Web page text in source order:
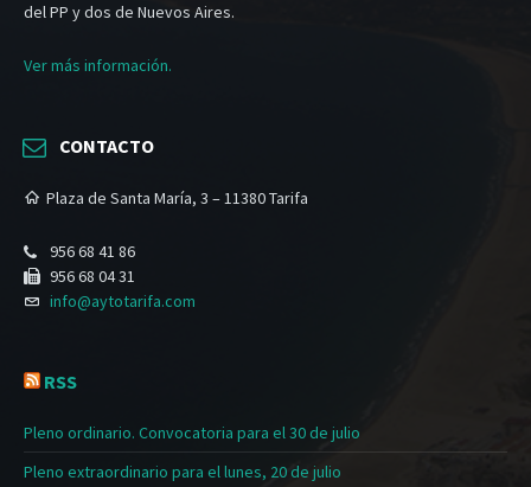
del PP y dos de Nuevos Aires.
Ver más información.
CONTACTO
Plaza de Santa María, 3 – 11380 Tarifa
956 68 41 86
956 68 04 31
info@aytotarifa.com
RSS
Pleno ordinario. Convocatoria para el 30 de julio
Pleno extraordinario para el lunes, 20 de julio